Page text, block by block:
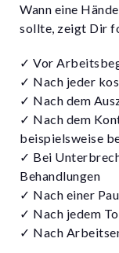
Wann eine
sollte, zeigt Dir
✓ Vor
✓ Nach jeder
✓ Nach dem
✓ Nach dem
beispielsweise
✓ Bei
Behandlungen
✓ Nach einer
✓ Nach jedem
✓ Nach